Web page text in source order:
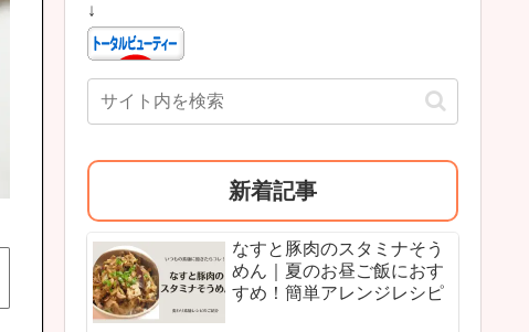
↓
新着記事
なすと豚肉のスタミナそう
めん｜夏のお昼ご飯におす
すめ！簡単アレンジレシピ